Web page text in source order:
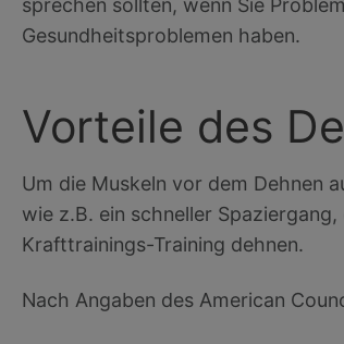
sprechen sollten, wenn Sie
Gesundheitsproblemen haben.
Vorteile des
Um die Muskeln vor dem Dehnen
wie z.B. ein schneller
Krafttrainings-Training dehnen.
Nach Angaben des American